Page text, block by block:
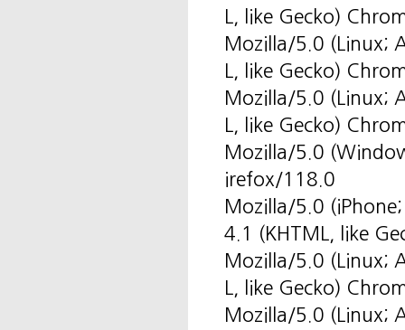
L, like Gecko)
Mozilla/5.0 (Linux;
L, like Gecko)
Mozilla/5.0 (Linux;
L, like Gecko)
Mozilla/5.0
irefox/118.0
Mozilla/5.0
4.1 (KHTML, like
Mozilla/5.0 (Linux;
L, like Gecko)
Mozilla/5.0 (Linux;